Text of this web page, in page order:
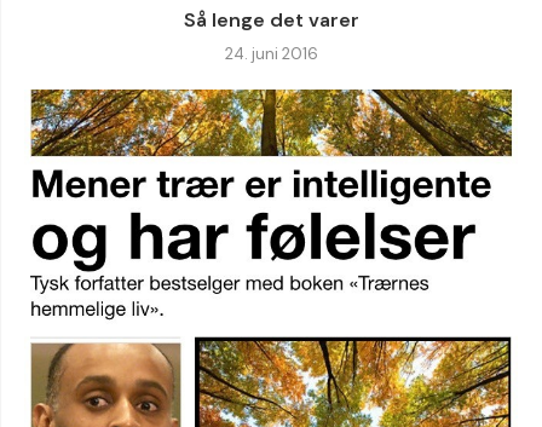
Så lenge det varer
24. juni 2016